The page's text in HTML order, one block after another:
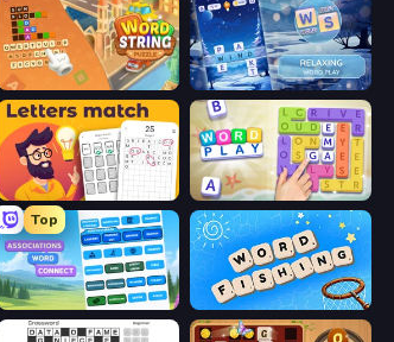
Word String Puzzle Word Shift
Letters Match Word Play
Top
Associations - Word Connect Word Fishing